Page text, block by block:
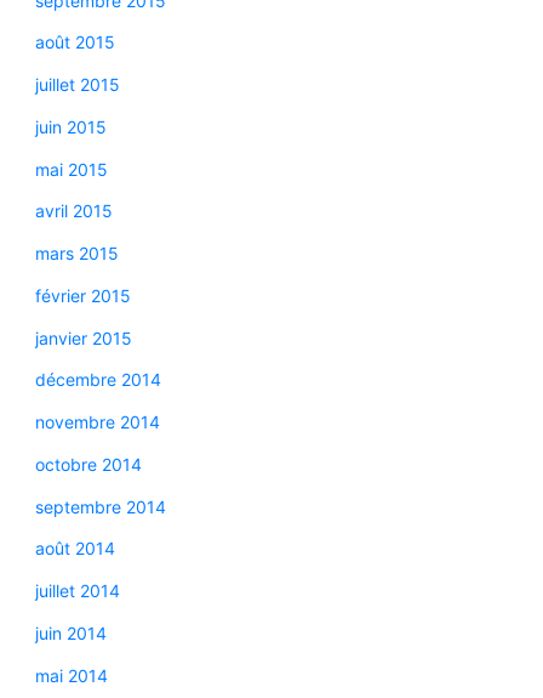
août 2015
juillet 2015
juin 2015
mai 2015
avril 2015
mars 2015
février 2015
janvier 2015
décembre 2014
novembre 2014
octobre 2014
septembre 2014
août 2014
juillet 2014
juin 2014
mai 2014